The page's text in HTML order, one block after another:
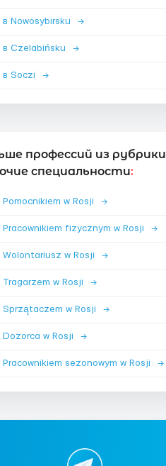
в Nowosybirsku →
в Czelabińsku →
в Soczi →
профессий из рубрики
специальности:
Pomocnikiem w Rosji →
Pracownikiem fizycznym w Rosji →
Wolontariusz w Rosji →
Tragarzem w Rosji →
Sprzątaczem w Rosji →
Dozorca w Rosji →
Pracownikiem sezonowym w Rosji →